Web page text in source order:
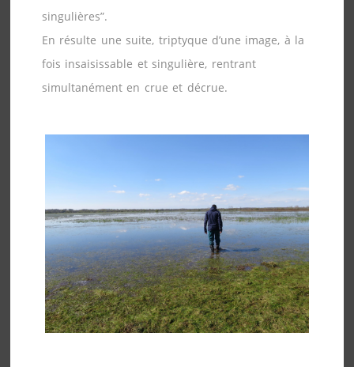
singulières”.
En résulte une suite, triptyque d’une image, à la
fois insaisissable et singulière, rentrant
simultanément en crue et décrue.